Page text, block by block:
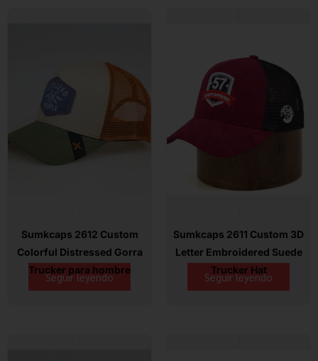
Sumkcaps 2612 Custom
Colorful Distressed Gorra
Trucker para hombre
Seguir leyendo
Sumkcaps 2611 Custom 3D
Letter Embroidered Suede
Trucker Hat
Seguir leyendo